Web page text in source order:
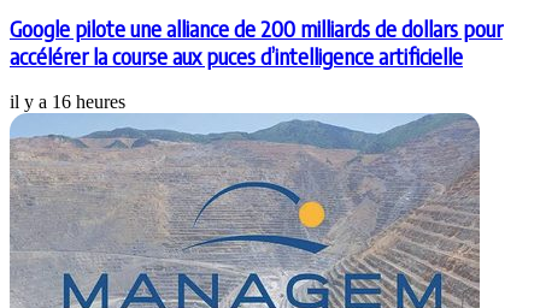
Google pilote une alliance de 200 milliards de dollars pour
accélérer la course aux puces d’intelligence artificielle
il y a 16 heures